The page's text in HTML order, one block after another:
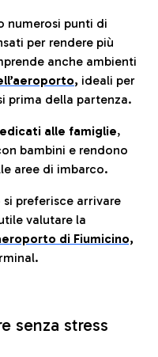
numerosi punti di
per rendere più
anche ambienti
, ideali per
prima della partenza.
alle famiglie,
bambini e rendono
aree di imbarco.
preferisce arrivare
valutare la
di Fiumicino,
senza stress